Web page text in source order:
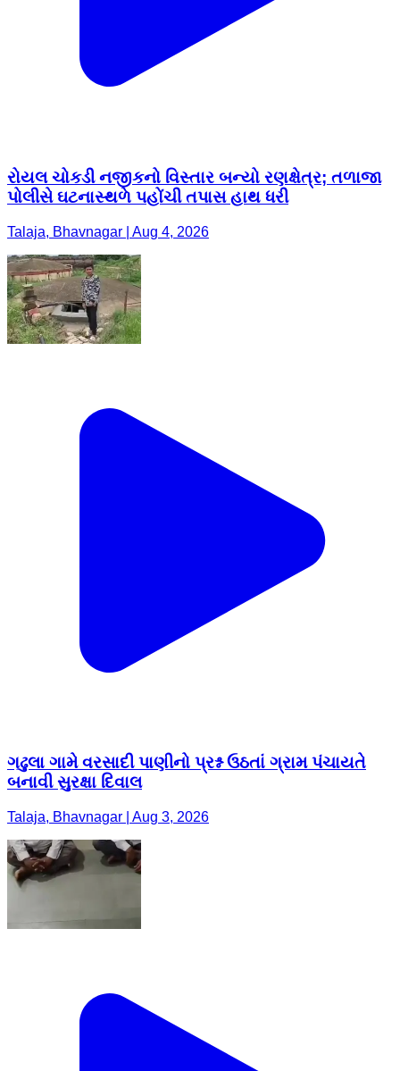
રોયલ ચોકડી નજીકનો વિસ્તાર બન્યો રણક્ષેત્ર; તળાજા
પોલીસે ઘટનાસ્થળે પહોંચી તપાસ હાથ ધરી
Talaja, Bhavnagar | Aug 4, 2026
ગઢુલા ગામે વરસાદી પાણીનો પ્રશ્ન ઉઠતાં ગ્રામ પંચાયતે
બનાવી સુરક્ષા દિવાલ
Talaja, Bhavnagar | Aug 3, 2026